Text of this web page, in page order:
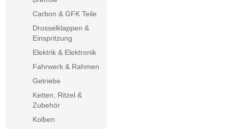
Carbon & GFK Teile
Drosselklappen &
Einspritzung
Elektrik & Elektronik
Fahrwerk & Rahmen
Getriebe
Ketten, Ritzel &
Zubehör
Kolben